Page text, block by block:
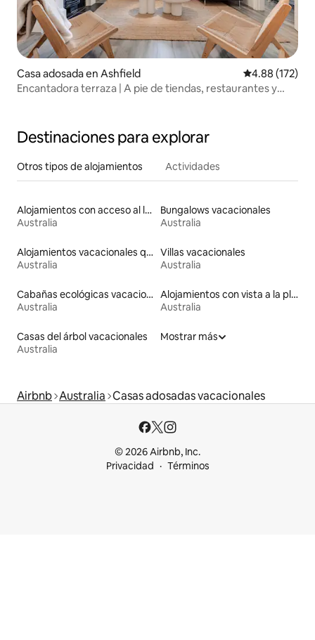
Casa adosada en Ashfield Calificación
4.88 (172)
Encantadora terraza | A pie de tiendas, restaurantes y
Destinaciones para explorar
Otros tipos de alojamientos Actividades
Alojamientos con acceso al lago
Australia
Bungalows vacacionales
Australia
Alojamientos vacacionales que admiten mascotas
Australia
Villas vacacionales
Australia
Cabañas ecológicas vacacionales
Australia
Alojamientos con vista a la playa
Australia
Casas del árbol vacacionales
Australia
Mostrar más
Airbnb Australia Casas adosadas vacacionales
© 2026 Airbnb, Inc.
Privacidad
Términos